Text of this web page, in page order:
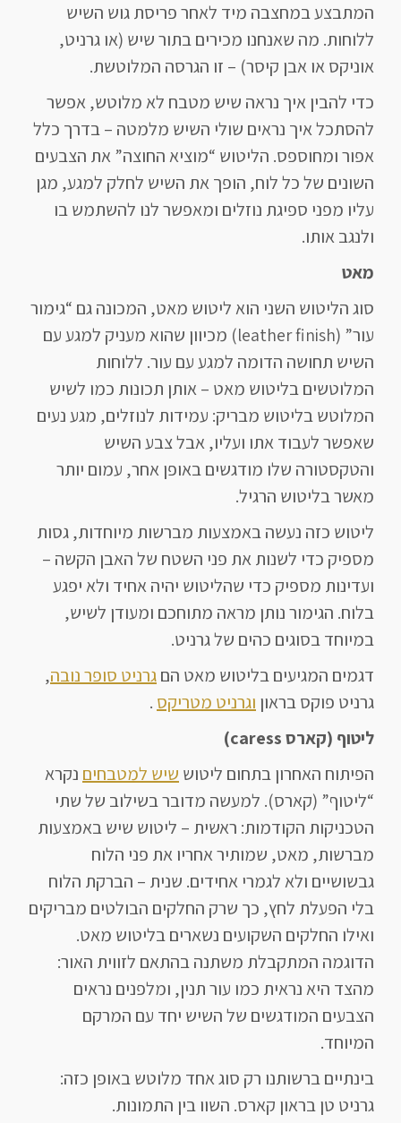
המתבצע במחצבה מיד לאחר פריסת גוש השיש
ללוחות. מה שאנחנו מכירים בתור שיש (או גרניט,
אוניקס או אבן קיסר) – זו הגרסה המלוטשת.
כדי להבין איך נראה שיש מטבח לא מלוטש, אפשר
להסתכל איך נראים שולי השיש מלמטה – בדרך כלל
אפור ומחוספס. הליטוש “מוציא החוצה” את הצבעים
השונים של כל לוח, הופך את השיש לחלק למגע, מגן
עליו מפני ספיגת נוזלים ומאפשר לנו להשתמש בו
ולנגב אותו.
מאט
סוג הליטוש השני הוא ליטוש מאט, המכונה גם “גימור
עור” (leather finish) מכיוון שהוא מעניק למגע עם
השיש תחושה הדומה למגע עם עור. ללוחות
המלוטשים בליטוש מאט – אותן תכונות כמו לשיש
המלוטש בליטוש מבריק: עמידות לנוזלים, מגע נעים
שאפשר לעבוד אתו ועליו, אבל צבע השיש
והטקסטורה שלו מודגשים באופן אחר, עמום יותר
מאשר בליטוש הרגיל.
ליטוש כזה נעשה באמצעות מברשות מיוחדות, גסות
מספיק כדי לשנות את פני השטח של האבן הקשה –
ועדינות מספיק כדי שהליטוש יהיה אחיד ולא יפגע
בלוח. הגימור נותן מראה מתוחכם ומעודן לשיש,
במיוחד בסוגים כהים של גרניט.
דגמים המגיעים בליטוש מאט הםגרניט סופר נובה,
גרניט פוקס בראון וגרניט מטריקס .
ליטוף (קארס caress)
הפיתוח האחרון בתחום ליטוש שיש למטבחים נקרא
“ליטוף” (קארס). למעשה מדובר בשילוב של שתי
הטכניקות הקודמות: ראשית – ליטוש שיש באמצעות
מברשות, מאט, שמותיר אחריו את פני הלוח
גבשושיים ולא לגמרי אחידים. שנית – הברקת הלוח
בלי הפעלת לחץ, כך שרק החלקים הבולטים מבריקים
ואילו החלקים השקועים נשארים בליטוש מאט.
הדוגמה המתקבלת משתנה בהתאם לזווית האור:
מהצד היא נראית כמו עור תנין, ומלפנים נראים
הצבעים המודגשים של השיש יחד עם המרקם
המיוחד.
בינתיים ברשותנו רק סוג אחד מלוטש באופן כזה:
גרניט טן בראון קארס. השוו בין התמונות.